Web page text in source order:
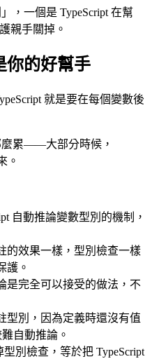
，一個是 TypeScript 在幫
親手關掉。
你的好幫手
就是要在每個變數後
麼累——大部分時候，
。
自動推論變數型別的機制，
的效果一樣，型別檢查一樣
護。
是完全可以接受的做法，不
型別，因為定義時還沒有值
自動推論。
型別檢查，等於把 TypeScript